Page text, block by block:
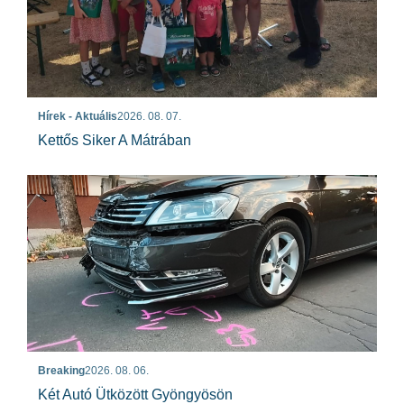
Hírek - Aktuális2026. 08. 07.
Kettős Siker A Mátrában
Breaking2026. 08. 06.
Két Autó Ütközött Gyöngyösön